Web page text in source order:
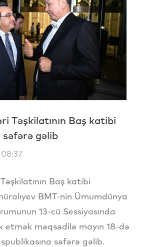
Təşkilatının Baş katibi
gəlib
Baş katibi
BMT-nin Ümumdünya
13-cü Sessiyasında
etmək məqsədilə mayın 18-də
səfərə gəlib.